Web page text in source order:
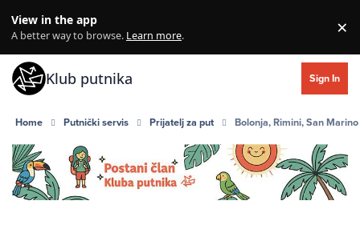
View in the app
A better way to browse. Learn more. ×
Klub putnika Sign In
Home Putnički servis Prijatelj za put Bolonja, Rimini, San Marino